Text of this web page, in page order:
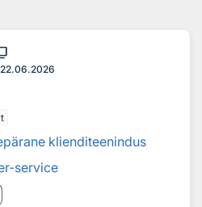
22.06.2026
klienditeenindus
service